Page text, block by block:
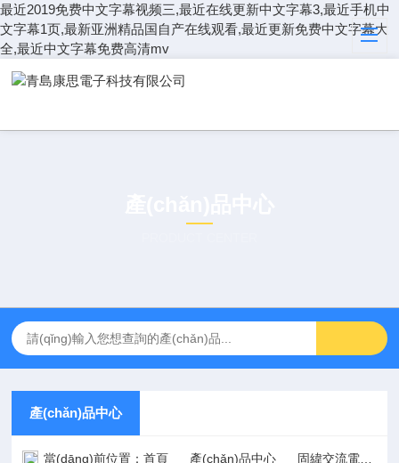
最近2019免费中文字幕视频三,最近在线更新中文字幕3,最近手机中
文字幕1页,最新亚洲精品国自产在线观看,最近更新免费中文字幕大
全,最近中文字幕免费高清mv
產(chǎn)品中心
當(dāng)前位置：首頁 產(chǎn)品中心 固緯交流電源